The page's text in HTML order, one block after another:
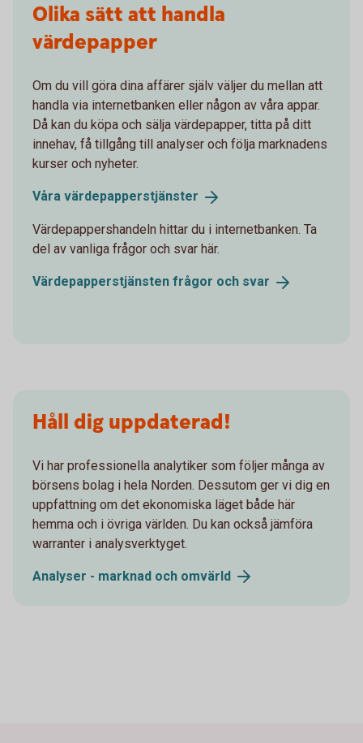
Olika sätt att handla
värdepapper
Om du vill göra dina affärer själv väljer du mellan att
handla via internetbanken eller någon av våra appar.
Då kan du köpa och sälja värdepapper, titta på ditt
innehav, få tillgång till analyser och följa marknadens
kurser och nyheter.
Våra värdepapperstjänster
Värdepappershandeln hittar du i internetbanken. Ta
del av vanliga frågor och svar här.
Värdepapperstjänsten frågor och svar
Håll dig uppdaterad!
Vi har professionella analytiker som följer många av
börsens bolag i hela Norden. Dessutom ger vi dig en
uppfattning om det ekonomiska läget både här
hemma och i övriga världen. Du kan också jämföra
warranter i analysverktyget.
Analyser - marknad och omvärld